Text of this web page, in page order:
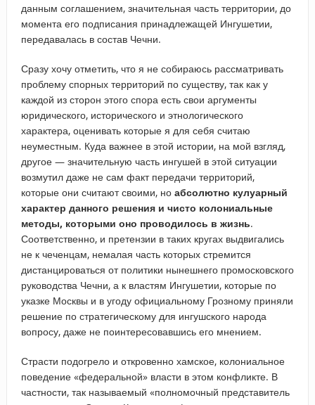
данным соглашением, значительная часть территории, до
момента его подписания принадлежащей Ингушетии,
передавалась в состав Чечни.
Сразу хочу отметить, что я не собираюсь рассматривать
проблему спорных территорий по существу, так как у
каждой из сторон этого спора есть свои аргументы
юридического, исторического и этнологического
характера, оценивать которые я для себя считаю
неуместным. Куда важнее в этой истории, на мой взгляд,
другое — значительную часть ингушей в этой ситуации
возмутил даже не сам факт передачи территорий,
которые они считают своими, но абсолютно кулуарный
характер данного решения и чисто колониальные
методы, которыми оно проводилось в жизнь.
Соответственно, и претензии в таких кругах выдвигались
не к чеченцам, немалая часть которых стремится
дистанцироваться от политики нынешнего промосковского
руководства Чечни, а к властям Ингушетии, которые по
указке Москвы и в угоду официальному Грозному приняли
решение по стратегическому для ингушского народа
вопросу, даже не поинтересовавшись его мнением.
Страсти подогрело и откровенно хамское, колониальное
поведение «федеральной» власти в этом конфликте. В
частности, так называемый «полномочный представитель